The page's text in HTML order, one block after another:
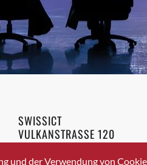
Platz
SWISSICT
VULKANSTRASSE 120
8048 ZURICH
und der Verwendung von